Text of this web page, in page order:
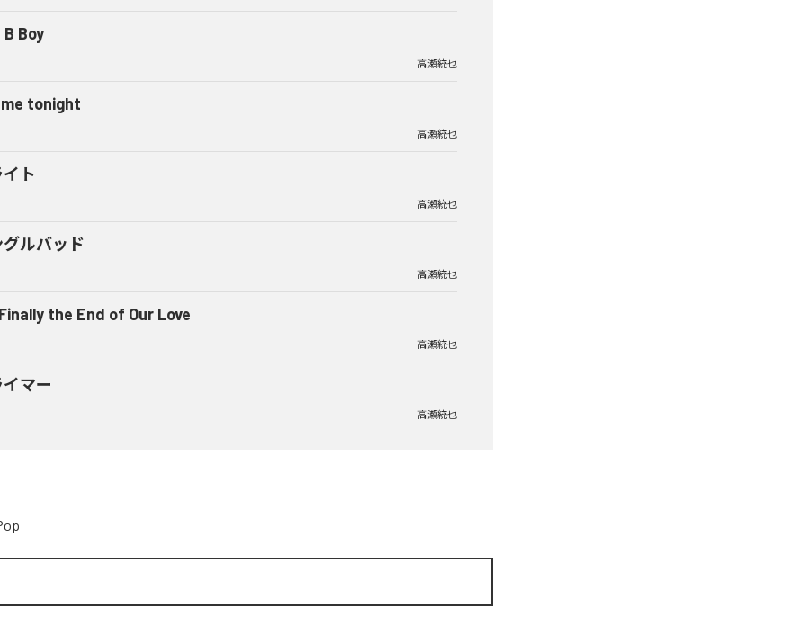
Boy
高瀬統也
tonight
高瀬統也
ト
高瀬統也
ルバッド
高瀬統也
the End of Our Love
高瀬統也
マー
高瀬統也